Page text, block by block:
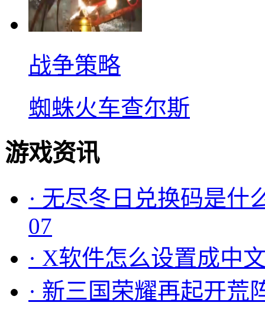
战争策略
蜘蛛火车查尔斯
游戏资讯
· 无尽冬日兑换码是什
07
· X软件怎么设置成中
· 新三国荣耀再起开荒